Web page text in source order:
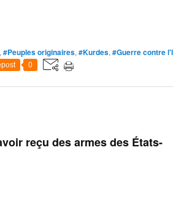
, #Peuples originaires, #Kurdes, #Guerre contre
0
reçu des armes des États-